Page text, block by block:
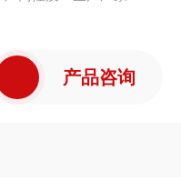
产品咨询